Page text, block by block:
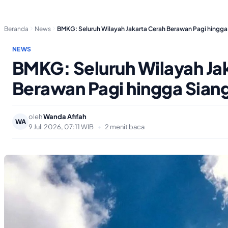
Beranda News BMKG: Seluruh Wilayah Jakarta Cerah Berawan Pagi
NEWS
BMKG: Seluruh Wilayah
Berawan Pagi hingga
WA
olehWanda Afifah
9 Juli 2026, 07:11 WIB
• 2 menit baca